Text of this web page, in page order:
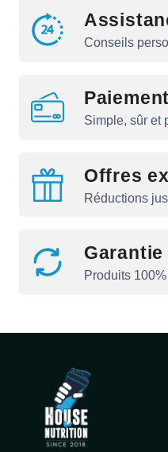
Conseils
Simple, sûr et
Offres
Réductions
Produits